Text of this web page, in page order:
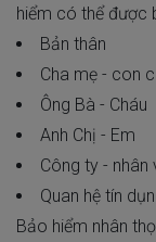
hiểm có thể được
Bản thân
Cha mẹ - con
Ông Bà - Cháu
Anh Chị - Em
Công ty - nhân
Quan hệ tín
Bảo hiểm nhân